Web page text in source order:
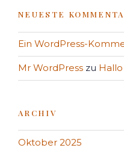
NEUESTE
Ein WordPress-
Mr WordPress zu
ARCHIV
Oktober 2025